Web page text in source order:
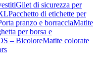
Gilet di sicurezza per
Pacchetto di etichette per
pranzo e borracciaMatite
per borsa e
– BicoloreMatite colorate